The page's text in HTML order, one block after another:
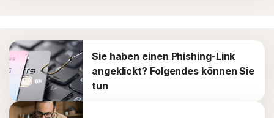
Sie haben einen Phishing-Link
angeklickt? Folgendes können Sie
tun